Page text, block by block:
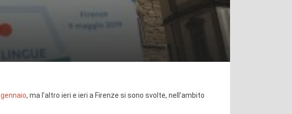
gennaio, ma l’altro ieri e ieri a Firenze si sono svolte, nell’ambito